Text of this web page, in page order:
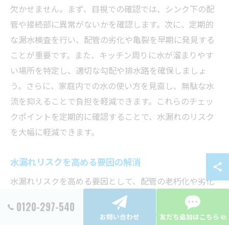
欠かせません。まず、目視での確認では、シンク下の配
管や接続部に異常がないかを確認します。次に、定期的
な漏水検査を行い、配管の劣化や亀裂を早期に発見する
ことが重要です。また、キッチン周りに水が溜まりやす
い場所を特定し、適切な勾配や排水路を確保しましょ
う。さらに、家庭内での水の使い方を見直し、無駄な水
流を抑えることで負担を軽減できます。これらのチェッ
クポイントを定期的に確認することで、水漏れのリスク
を大幅に軽減できます。
水漏れリスクを高める要因の解消
水漏れリスクを高める要因として、配管の老朽化や劣化
が挙げられます。特に東京都のような都会では、建物が
密集しているため、配管のメンテナンスが十分に行われ
0120-297-540
お問い合わせ 友だち追加はこちら